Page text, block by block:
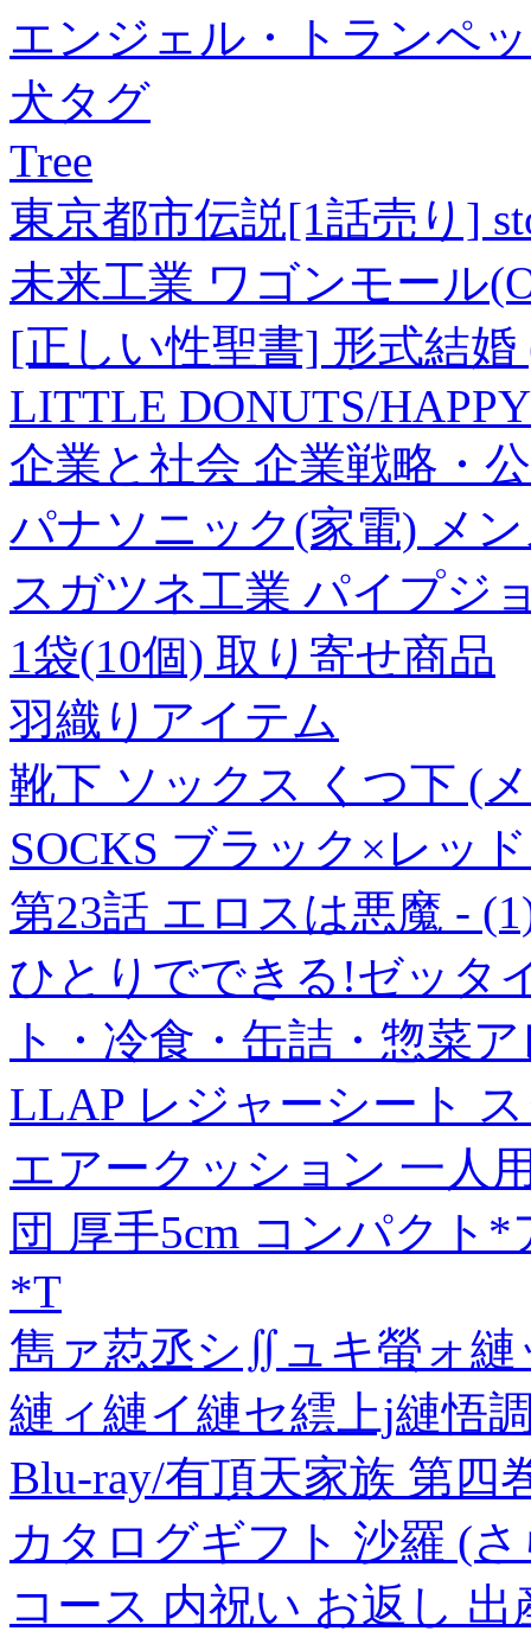
エンジェル・トランペ
犬タグ
Tree
東京都市伝説[1話売り]
未来工業 ワゴンモール
[正しい性聖書] 形式結婚
LITTLE DONUTS/
企業と社会 企業戦略・
パナソニック(家電) メ
スガツネ工業 パイプジ
1袋(10個) 取り寄せ商品
羽織りアイテム
靴下 ソックス くつ下 (
SOCKS ブラック×レッ
第23話 エロスは悪魔 -
ひとりでできる!ゼッタ
ト・冷食・缶詰・惣菜
LLAP レジャーシート
エアークッション 一人
団 厚手5cm コンパクト
*T
雋ァ荵丞シ∬ュキ螢ォ
縺ィ縺イ縺セ繧上j縺悟
Blu-ray/有頂天家族 第四
カタログギフト 沙羅 (
コース 内祝い お返し